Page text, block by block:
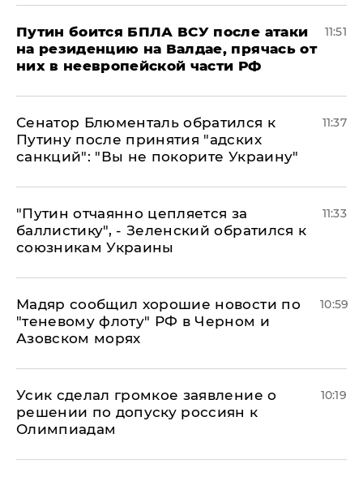
Путин боится БПЛА ВСУ после атаки
на резиденцию на Валдае, прячась от
них в неевропейской части РФ
11:51
Сенатор Блюменталь обратился к
Путину после принятия "адских
санкций": "Вы не покорите Украину"
11:37
"Путин отчаянно цепляется за
баллистику", - Зеленский обратился к
союзникам Украины
11:33
Мадяр сообщил хорошие новости по
"теневому флоту" РФ в Черном и
Азовском морях
10:59
Усик сделал громкое заявление о
решении по допуску россиян к
Олимпиадам
10:19